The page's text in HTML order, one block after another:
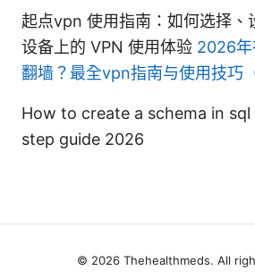
起点vpn 使用指南：如何选择、
设备上的 VPN 使用体验 2026年
翻墙？最全vpn指南与使用技巧
How to create a schema in
step guide 2026
© 2026 Thehealthmeds. All